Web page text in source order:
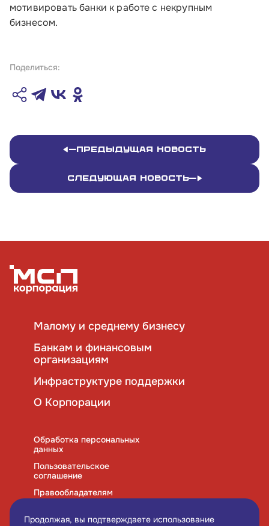
мотивировать банки к работе с некрупным
бизнесом.
Поделиться:
Предыдущая новость
Следующая новость
Малому и среднему бизнесу
Банкам и финансовым
организациям
Инфраструктуре поддержки
О Корпорации
Обработка персональных
данных
Пользовательское
соглашение
Правообладателям
cookies
Продолжая, вы подтверждаете использование